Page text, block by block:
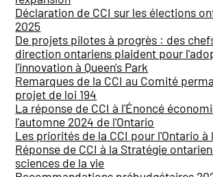
Déclaration de CCI sur les élections
2025
De projets pilotes à progrès : des
direction ontariens plaident pour
l'innovation à Queen's Park
Remarques de la CCI au Comité
projet de loi 194
La réponse de CCI à l'Énoncé
l'automne 2024 de l'Ontario
Les priorités de la CCI pour l'Ontario à
Réponse de CCI à la Stratégie
sciences de la vie